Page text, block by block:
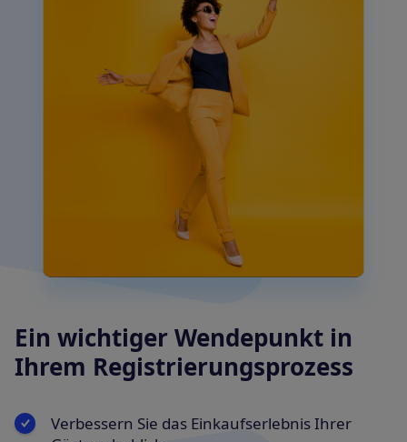
Ein wichtiger Wendepunkt in
Ihrem Registrierungsprozess
Verbessern Sie das Einkaufserlebnis Ihrer